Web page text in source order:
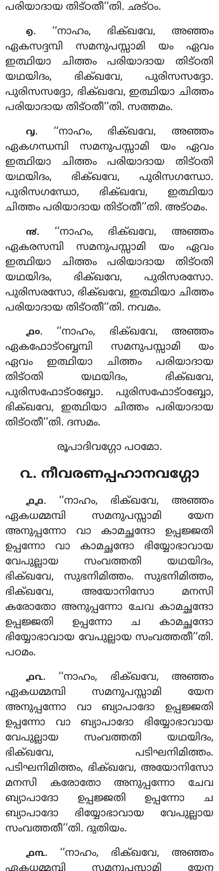
പരിയാദായ തിട്ഠതീ’’തി. ഛട്ഠം.
൭. ‘‘നാഹം, ഭിക്ഖവേ, അഞ്ഞം
ഏകസദ്ദമ്പി സമനുപസ്സാമി യം ഏവം
ഇത്ഥിയാ ചിത്തം പരിയാദായ തിട്ഠതി
യഥയിദം, ഭിക്ഖവേ, പുരിസസദ്ദോ.
പുരിസസദ്ദോ, ഭിക്ഖവേ, ഇത്ഥിയാ ചിത്തം
പരിയാദായ തിട്ഠതീ’’തി. സത്തമം.
൮. ‘‘നാഹം, ഭിക്ഖവേ, അഞ്ഞം
ഏകഗന്ധമ്പി സമനുപസ്സാമി യം ഏവം
ഇത്ഥിയാ ചിത്തം പരിയാദായ തിട്ഠതി
യഥയിദം, ഭിക്ഖവേ, പുരിസഗന്ധോ.
പുരിസഗന്ധോ, ഭിക്ഖവേ, ഇത്ഥിയാ
ചിത്തം പരിയാദായ തിട്ഠതീ’’തി. അട്ഠമം.
൯. ‘‘നാഹം, ഭിക്ഖവേ, അഞ്ഞം
ഏകരസമ്പി സമനുപസ്സാമി യം ഏവം
ഇത്ഥിയാ ചിത്തം പരിയാദായ തിട്ഠതി
യഥയിദം, ഭിക്ഖവേ, പുരിസരസോ.
പുരിസരസോ, ഭിക്ഖവേ, ഇത്ഥിയാ ചിത്തം
പരിയാദായ തിട്ഠതീ’’തി. നവമം.
൧൦. ‘‘നാഹം, ഭിക്ഖവേ, അഞ്ഞം
ഏകഫോട്ഠബ്ബമ്പി സമനുപസ്സാമി യം
ഏവംഇത്ഥിയാ ചിത്തം പരിയാദായ
തിട്ഠതി യഥയിദം, ഭിക്ഖവേ,
പുരിസഫോട്ഠബ്ബോ. പുരിസഫോട്ഠബ്ബോ,
ഭിക്ഖവേ, ഇത്ഥിയാ ചിത്തം പരിയാദായ
തിട്ഠതീ’’തി. ദസമം.
രൂപാദിവഗ്ഗോ പഠമോ.
൨. നീവരണപ്പഹാനവഗ്ഗോ
൧൧. ‘‘നാഹം, ഭിക്ഖവേ, അഞ്ഞം
ഏകധമ്മമ്പി സമനുപസ്സാമി യേന
അനുപ്പന്നോ വാ കാമച്ഛന്ദോ ഉപ്പജ്ജതി
ഉപ്പന്നോ വാ കാമച്ഛന്ദോ ഭിയ്യോഭാവായ
വേപുല്ലായ സംവത്തതി യഥയിദം,
ഭിക്ഖവേ, സുഭനിമിത്തം. സുഭനിമിത്തം,
ഭിക്ഖവേ, അയോനിസോ മനസി
കരോതോ അനുപ്പന്നോ ചേവ കാമച്ഛന്ദോ
ഉപ്പജ്ജതി ഉപ്പന്നോ ച കാമച്ഛന്ദോ
ഭിയ്യോഭാവായ വേപുല്ലായ സംവത്തതീ’’തി.
പഠമം.
൧൨. ‘‘നാഹം, ഭിക്ഖവേ, അഞ്ഞം
ഏകധമ്മമ്പി സമനുപസ്സാമി യേന
അനുപ്പന്നോ വാ ബ്യാപാദോ ഉപ്പജ്ജതി
ഉപ്പന്നോ വാ ബ്യാപാദോ ഭിയ്യോഭാവായ
വേപുല്ലായ സംവത്തതി യഥയിദം,
ഭിക്ഖവേ, പടിഘനിമിത്തം.
പടിഘനിമിത്തം, ഭിക്ഖവേ, അയോനിസോ
മനസി കരോതോ അനുപ്പന്നോ ചേവ
ബ്യാപാദോ ഉപ്പജ്ജതി ഉപ്പന്നോ ച
ബ്യാപാദോ ഭിയ്യോഭാവായ വേപുല്ലായ
സംവത്തതീ’’തി. ദുതിയം.
൧൩. ‘‘നാഹം, ഭിക്ഖവേ, അഞ്ഞം